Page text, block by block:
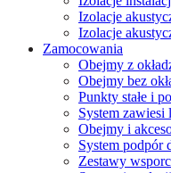
Izolacje
Izolacje
Zamocowania
Obejmy z
Obejmy bez
Punkty stałe i
System
Obejmy i
System podpór
Zestawy